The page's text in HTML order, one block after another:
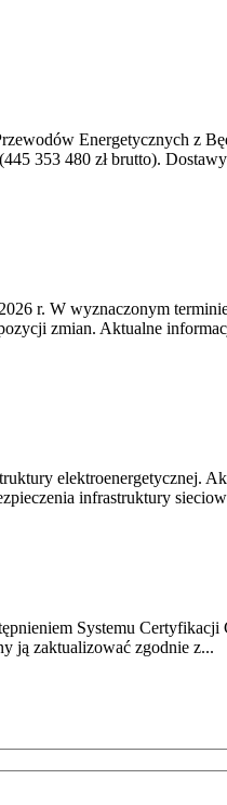
Energetycznych z
353 480 zł brutto).
r. W wyznaczonym terminie
zmian. Aktualne
elektroenergetycznej.
infrastruktury
Systemu Certyfikacji
ją zaktualizować zgodnie z...